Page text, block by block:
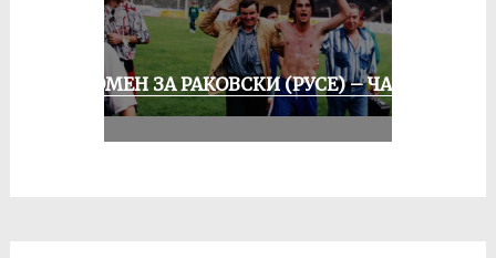
СПОМЕН ЗА РАКОВСКИ (РУСЕ) – ЧАСТ